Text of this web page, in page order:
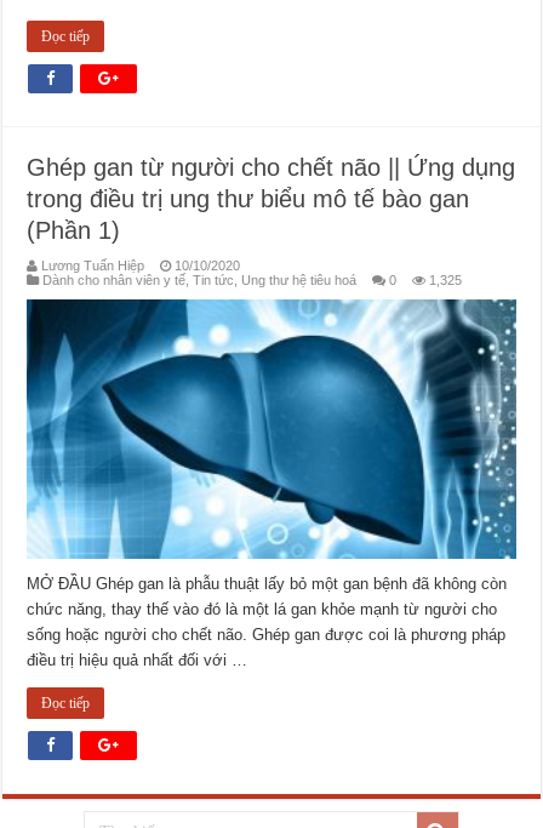
Đọc tiếp
Ghép gan từ người cho chết não || Ứng dụng
trong điều trị ung thư biểu mô tế bào gan
(Phần 1)
Lương Tuấn Hiệp
10/10/2020
Dành cho nhân viên y tế ,Tin tức Ung thư hệ tiêu hoá 0 1,325
MỞ ĐẦU Ghép gan là phẫu thuật lấy bỏ một gan bệnh đã không còn
chức năng, thay thế vào đó là một lá gan khỏe mạnh từ người cho
sống hoặc người cho chết não. Ghép gan được coi là phương pháp
điều trị hiệu quả nhất đối với …
Đọc tiếp